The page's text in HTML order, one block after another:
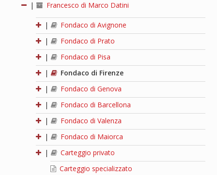
| Francesco di Marco Datini
|
Fondaco di Avignone
|
Fondaco di Prato
|
Fondaco di Pisa
|
Fondaco di Firenze
|
Fondaco di Genova
|
Fondaco di Barcellona
|
Fondaco di Valenza
|
Fondaco di Maiorca
|
Carteggio privato
Carteggio specializzato